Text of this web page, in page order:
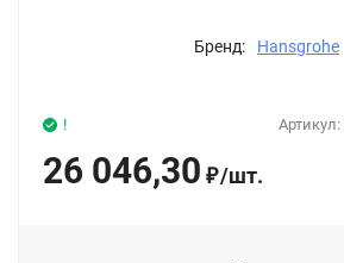
Бренд: Hansgrohe
Артикул:
!
26 046,30 ₽/шт.